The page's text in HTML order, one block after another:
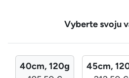
Vyberte svoju
40cm, 120g
45cm,